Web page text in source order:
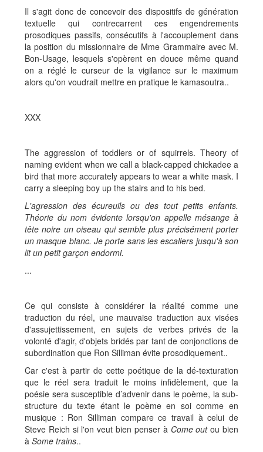
Il s'agit donc de concevoir des dispositifs de génération
textuelle qui contrecarrent ces engendrements
prosodiques passifs, consécutifs à l'accouplement dans
la position du missionnaire de Mme Grammaire avec M.
Bon-Usage, lesquels s'opèrent en douce même quand
on a réglé le curseur de la vigilance sur le maximum
alors qu'on voudrait mettre en pratique le kamasoutra..
XXX
The aggression of toddlers or of squirrels. Theory of
naming evident when we call a black-capped chickadee a
bird that more accurately appears to wear a white mask. I
carry a sleeping boy up the stairs and to his bed.
L'agression des écureuils ou des tout petits enfants.
Théorie du nom évidente lorsqu'on appelle mésange à
tête noire un oiseau qui semble plus précisément porter
un masque blanc. Je porte sans les escaliers jusqu'à son
lit un petit garçon endormi.
...
Ce qui consiste à considérer la réalité comme une
traduction du réel, une mauvaise traduction aux visées
d'assujettissement, en sujets de verbes privés de la
volonté d'agir, d'objets bridés par tant de conjonctions de
subordination que Ron Silliman évite prosodiquement..
Car c'est à partir de cette poétique de la dé-texturation
que le réel sera traduit le moins infidèlement, que la
poésie sera susceptible d’advenir dans le poème, la sub-
structure du texte étant le poème en soi comme en
musique : Ron Silliman compare ce travail à celui de
Steve Reich si l'on veut bien penser à Come outou bien
à Some trains..